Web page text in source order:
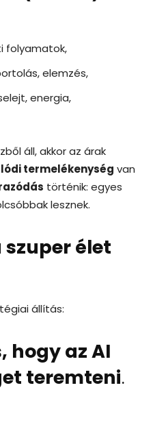
folyamatok,
elemzés,
energia,
áll, akkor az árak
termelékenység van
történik: egyes
lesznek.
szuper élet
állítás:
hogy az AI
teremteni.